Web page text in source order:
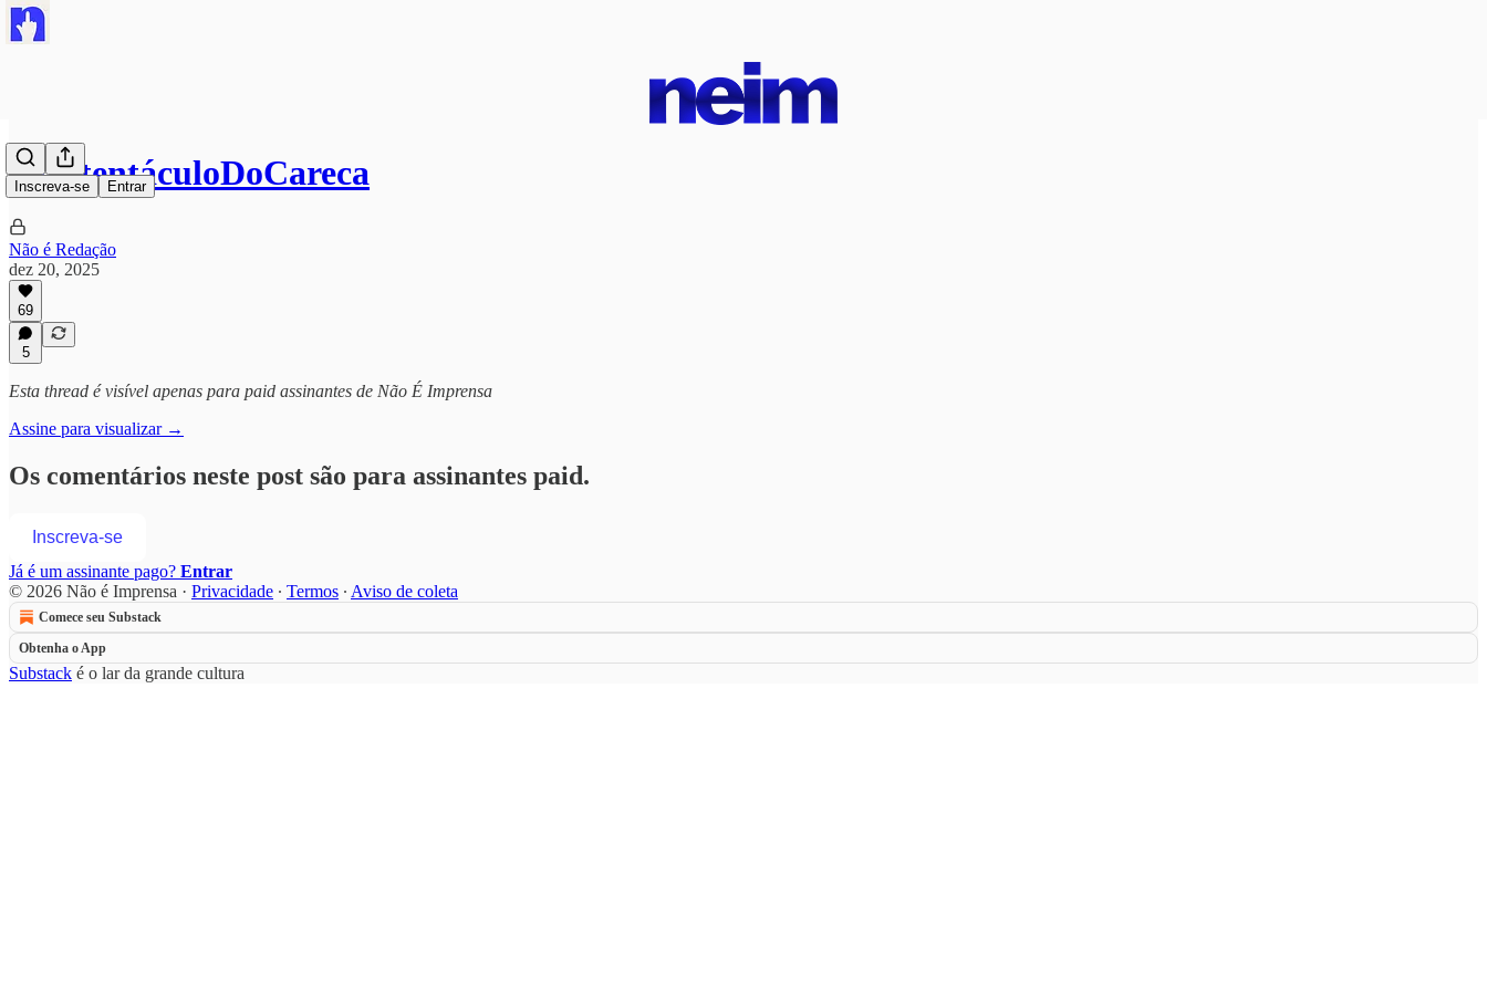
Inscreva-se Entrar
#SustentáculoDoCareca
Não é Redação
dez 20, 2025
69
5
Esta thread é visível apenas para paid assinantes de Não É Imprensa
Assine para visualizar →
Os comentários neste post são para assinantes paid.
Inscreva-se
Já é um assinante pago? Entrar
© 2026 Não é Imprensa · Privacidade ∙ Termos ∙ Aviso de coleta
Comece seu Substack
Obtenha o App
Substack é o lar da grande cultura